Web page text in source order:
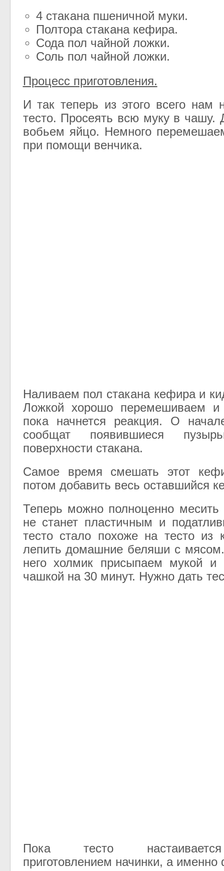
4 стакана пшеничной муки.
Полтора стакана кефира.
Сода пол чайной ложки.
Соль пол чайной ложки.
Процесс приготовления.
И так теперь из этого всего нам
тесто. Просеять всю муку в чашу.
вобьем яйцо. Немного
при помощи венчика.
Наливаем пол стакана кефира и
Ложкой хорошо перемешиваем
пока начнется реакция. О
сообщат появившиеся
поверхности стакана.
Самое время смешать этот
потом добавить весь оставшийся
Теперь можно полноценно месить
не станет пластичным и
тесто стало похоже на тесто из
лепить домашние беляши с
него холмик присыпаем мукой и
чашкой на 30 минут. Нужно дать
Пока тесто
приготовлением начинки, а